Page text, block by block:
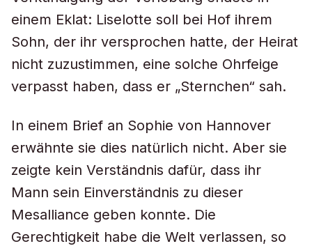
einem Eklat: Liselotte soll bei Hof ihrem
Sohn, der ihr versprochen hatte, der Heirat
nicht zuzustimmen, eine solche Ohrfeige
verpasst haben, dass er „Sternchen“ sah.
In einem Brief an Sophie von Hannover
erwähnte sie dies natürlich nicht. Aber sie
zeigte kein Verständnis dafür, dass ihr
Mann sein Einverständnis zu dieser
Mesalliance geben konnte. Die
Gerechtigkeit habe die Welt verlassen, so